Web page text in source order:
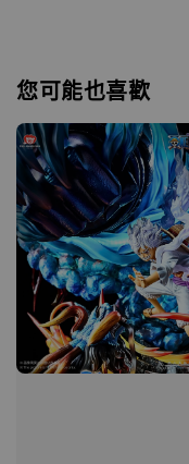
您可能也喜歡